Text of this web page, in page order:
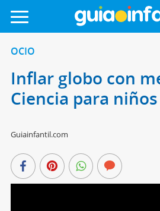
OCIO
Inflar globo con
Ciencia para niños
Guiainfantil.com